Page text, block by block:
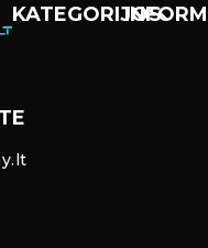
KATEGORIJOS
galinio vaizdo